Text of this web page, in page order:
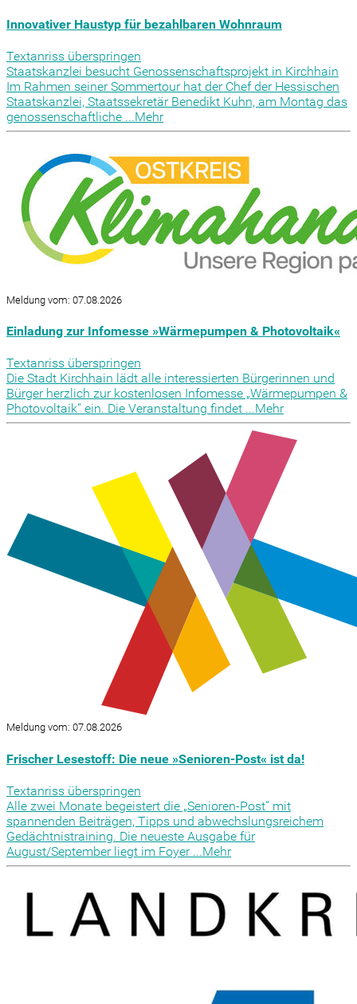
Innovativer Haustyp für bezahlbaren Wohnraum
Textanriss überspringen
Staatskanzlei besucht Genossenschaftsprojekt in Kirchhain
Im Rahmen seiner Sommertour hat der Chef der Hessischen
Staatskanzlei, Staatssekretär Benedikt Kuhn, am Montag das
genossenschaftliche ...Mehr
Meldung vom: 07.08.2026
Einladung zur Infomesse »Wärmepumpen & Photovoltaik«
Textanriss überspringen
Die Stadt Kirchhain lädt alle interessierten Bürgerinnen und
Bürger herzlich zur kostenlosen Infomesse „Wärmepumpen &
Photovoltaik“ ein. Die Veranstaltung findet ...Mehr
Meldung vom: 07.08.2026
Frischer Lesestoff: Die neue »Senioren-Post« ist da!
Textanriss überspringen
Alle zwei Monate begeistert die „Senioren-Post“ mit
spannenden Beiträgen, Tipps und abwechslungsreichem
Gedächtnistraining. Die neueste Ausgabe für
August/September liegt im Foyer ...Mehr